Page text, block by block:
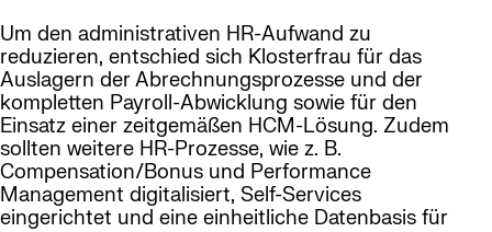
Um den administrativen HR-Aufwand zu
reduzieren, entschied sich Klosterfrau für das
Auslagern der Abrechnungsprozesse und der
kompletten Payroll-Abwicklung sowie für den
Einsatz einer zeitgemäßen HCM-Lösung. Zudem
sollten weitere HR-Prozesse, wie z. B.
Compensation/Bonus und Performance
Management digitalisiert, Self-Services
eingerichtet und eine einheitliche Datenbasis für